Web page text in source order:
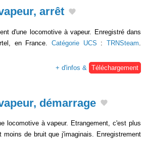
arrêt
d'une locomotive à vapeur. Enregistré dans
en France. Catégorie UCS :TRNSteam
+ d'infos &
Téléchargement
démarrage
locomotive à vapeur. Etrangement, c'est plus
moins de bruit que j'imaginais. Enregistrement